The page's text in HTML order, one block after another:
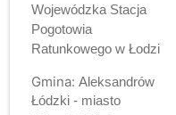
Wojewódzka Stacja
Pogotowia
Ratunkowego w Łodzi
Gmina: Aleksandrów
Łódzki - miasto